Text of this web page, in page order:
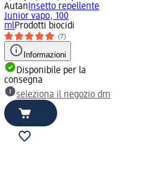
Autan Insetto repellente
Junior vapo, 100
mlProdotti biocidi
(7)
Informazioni
Disponibile per la
consegna
seleziona il negozio dm